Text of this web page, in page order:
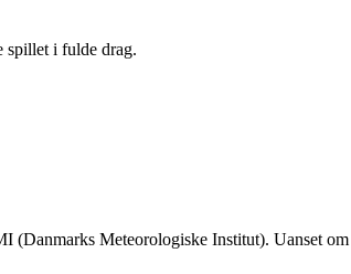
spillet i fulde drag.
(Danmarks Meteorologiske Institut). Uanset om